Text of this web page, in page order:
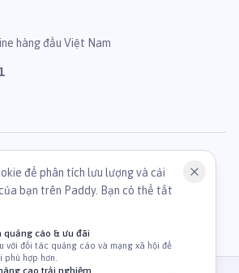
hàng đầu Việt Nam
để phân tích lưu lượng và cải
bạn trên Paddy. Bạn có thể tắt
quảng cáo & ưu đãi
với đối tác quảng cáo và mạng xã hội để
phù hợp hơn.
cao trải nghiệm